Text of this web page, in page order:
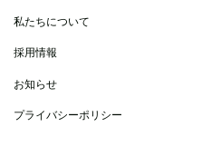
私たちについて
採用情報
お知らせ
プライバシーポリシー